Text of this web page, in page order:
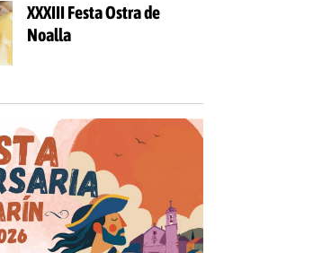
XXXIII Festa Ostra de
Noalla